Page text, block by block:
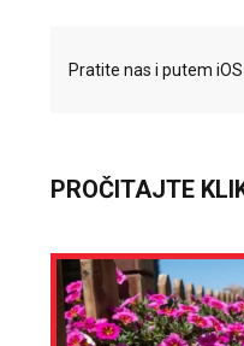
Pratite nas i putem
PROČITAJTE